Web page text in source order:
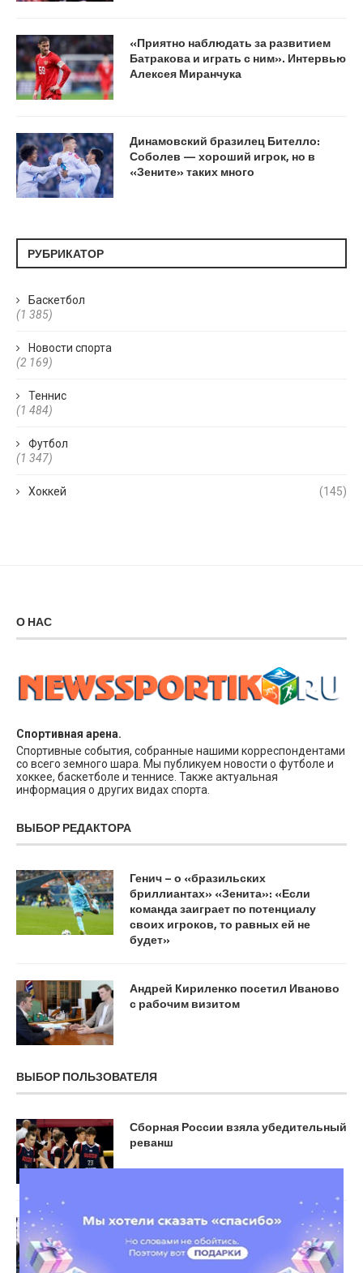
«Приятно наблюдать за развитием
Батракова и играть с ним». Интервью
Алексея Миранчука
Динамовский бразилец Бителло:
Соболев — хороший игрок, но в
«Зените» таких много
РУБРИКАТОР
Баскетбол
(1 385)
Новости спорта
(2 169)
Теннис
(1 484)
Футбол
(1 347)
Хоккей (145)
О НАС
Спортивная арена.
Спортивные события, собранные нашими корреспондентами
со всего земного шара. Мы публикуем новости о футболе и
хоккее, баскетболе и теннисе. Также актуальная
информация о других видах спорта.
ВЫБОР РЕДАКТОРА
Генич – о «бразильских
бриллиантах» «Зенита»: «Если
команда заиграет по потенциалу
своих игроков, то равных ей не
будет»
Андрей Кириленко посетил Иваново
с рабочим визитом
ВЫБОР ПОЛЬЗОВАТЕЛЯ
Сборная России взяла убедительный
реванш
«Зенит» дома обыграл «Енисей» в
матче Единой лиги